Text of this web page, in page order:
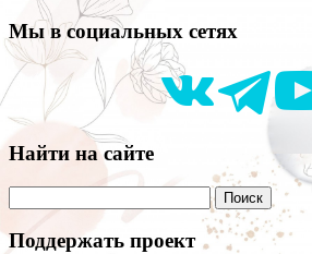
Мы в социальных сетях
Найти на сайте
Поддержать проект